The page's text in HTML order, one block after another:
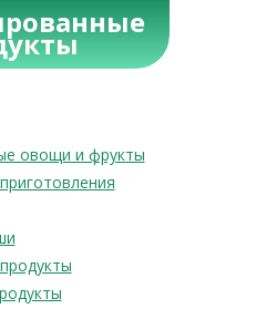
овощи и фрукты